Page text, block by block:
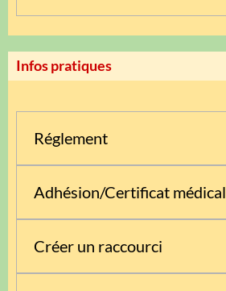
Infos pratiques
Réglement
Adhésion/Certificat médical
Créer un raccourci